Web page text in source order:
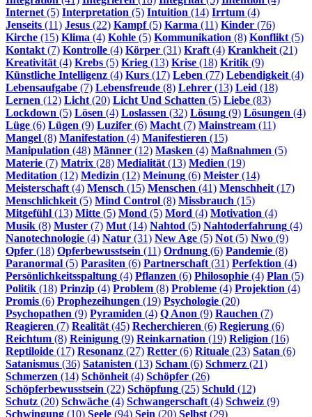
Internet (5) Interpretation (5) Intuition (14) Irrtum (4)
Jenseits (11) Jesus (22) Kampf(5) Karma (11) Kinder (76)
Kirche (15) Klima (4) Kohle (5) Kommunikation (8) Konflikt (5)
Kontakt (7) Kontrolle (4) Körper (31) Kraft (4) Krankheit (21)
Kreativität (4) Krebs (5) Krieg (13) Krise (18) Kritik (9)
Künstliche Intelligenz (4) Kurs (17) Leben (77) Lebendigkeit (4)
Lebensaufgabe (7) Lebensfreude (8) Lehrer (13) Leid (18)
Lernen (12) Licht (20) Licht Und Schatten (5) Liebe (83)
Lockdown (5) Lösen (4) Loslassen (32) Lösung (9) Lösungen (4)
Lüge (6) Lügen (9) Luzifer (6) Macht (7) Mainstream (11)
Mangel (8) Manifestation (4) Manifestieren (15)
Manipulation (48) Männer (12) Masken (4) Maßnahmen (5)
Materie (7) Matrix (28) Medialität (13) Medien (19)
Meditation (12) Medizin (12) Meinung (6) Meister (14)
Meisterschaft (4) Mensch (15) Menschen (41) Menschheit (17)
Menschlichkeit (5) Mind Control (8) Missbrauch (15)
Mitgefühl (13) Mitte (5) Mond (5) Mord (4) Motivation (4)
Musik (8) Muster (7) Mut (14) Nahtod (5) Nahtoderfahrung (4)
Nanotechnologie (4) Natur (31) New Age (5) Not (5) Nwo (9)
Opfer (18) Opferbewusstsein (11) Ordnung (6) Pandemie (8)
Paranormal (5) Parasiten (6) Partnerschaft (31) Perfektion (4)
Persönlichkeitsspaltung (4) Pflanzen (6) Philosophie (4) Plan (5)
Politik (18) Prinzip (4) Problem (8) Probleme (4) Projektion (4)
Promis (6) Prophezeihungen (19) Psychologie (20)
Psychopathen (9) Pyramiden (4) Q Anon (9) Rauchen (7)
Reagieren (7) Realität (45) Recherchieren (6) Regierung (6)
Reichtum (8) Reinigung (9) Reinkarnation (19) Religion (16)
Reptiloide (17) Resonanz (27) Retter (6) Rituale (23) Satan (6)
Satanismus (36) Satanisten (13) Scham (6) Schmerz (21)
Schmerzen (14) Schönheit (4) Schöpfer (26)
Schöpferbewusstsein (22) Schöpfung (25) Schuld (12)
Schutz (20) Schwäche (4) Schwangerschaft (4) Schweiz (9)
Schwingung (10) Seele (94) Sein (20) Selbst (29)